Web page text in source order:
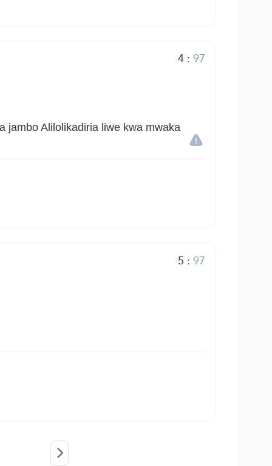
4:97
jambo Alilolikadiria liwe kwa mwaka
5 :97